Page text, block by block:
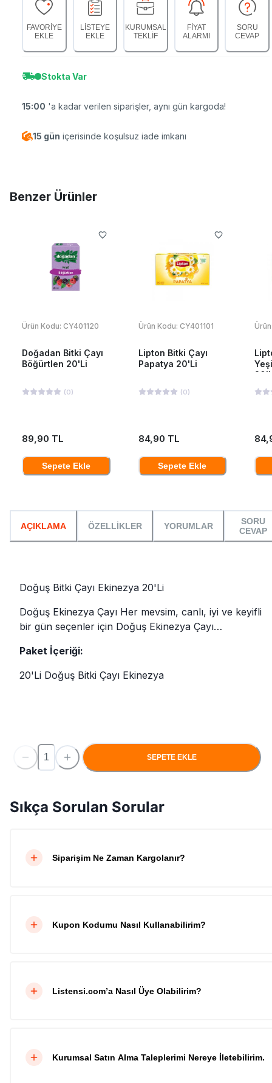
FAVORİYE
EKLE
LİSTEYE
EKLE
KURUMSAL
TEKLİF
FİYAT
ALARMI
SORU
CEVAP
Stokta Var
15:00 'a kadar verilen siparişler, aynı gün kargoda!
15 gün içerisinde koşulsuz iade imkanı
Benzer Ürünler
Ürün Kodu: CY401120
Doğadan Bitki Çayı
Böğürtlen 20'Li
(0)
89,90 TL
Sepete Ekle
Ürün Kodu: CY401101
Lipton Bitki Çayı
Papatya 20'Li
(0)
84,90 TL
Sepete Ekle
AÇIKLAMA ÖZELLİKLER YORUMLAR
SORU
CEVAP
Doğuş Bitki Çayı Ekinezya 20'Li
Doğuş Ekinezya Çayı Her mevsim, canlı, iyi ve keyifli
bir gün seçenler için Doğuş Ekinezya Çayı…
Paket İçeriği:
20'Li Doğuş Bitki Çayı Ekinezya
SEPETE EKLE
Sıkça Sorulan Sorular
Siparişim Ne Zaman Kargolanır?
Kupon Kodumu Nasıl Kullanabilirim?
Listensi.com’a Nasıl Üye Olabilirim?
Kurumsal Satın Alma Taleplerimi Nereye İletebilirim.